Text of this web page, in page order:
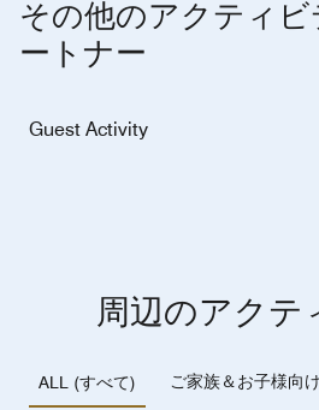
その他のアクティビ
ートナー
Guest Activity
周辺のアクテ
ALL (すべて) ご家族＆お子様向